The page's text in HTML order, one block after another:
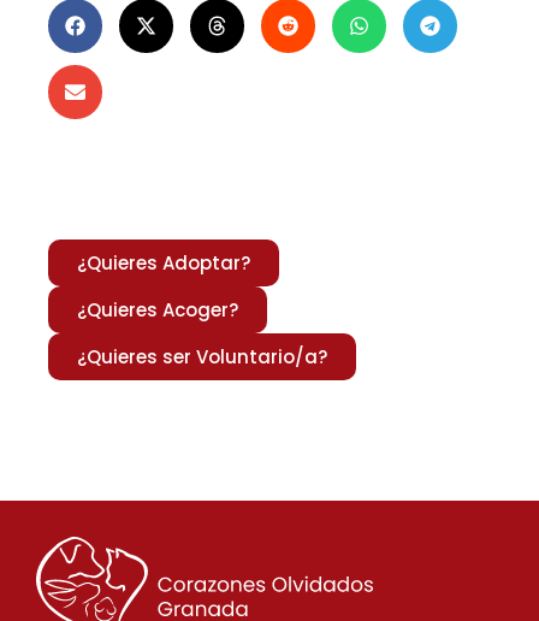
¿Quieres Adoptar?
¿Quieres Acoger?
¿Quieres ser Voluntario/a?